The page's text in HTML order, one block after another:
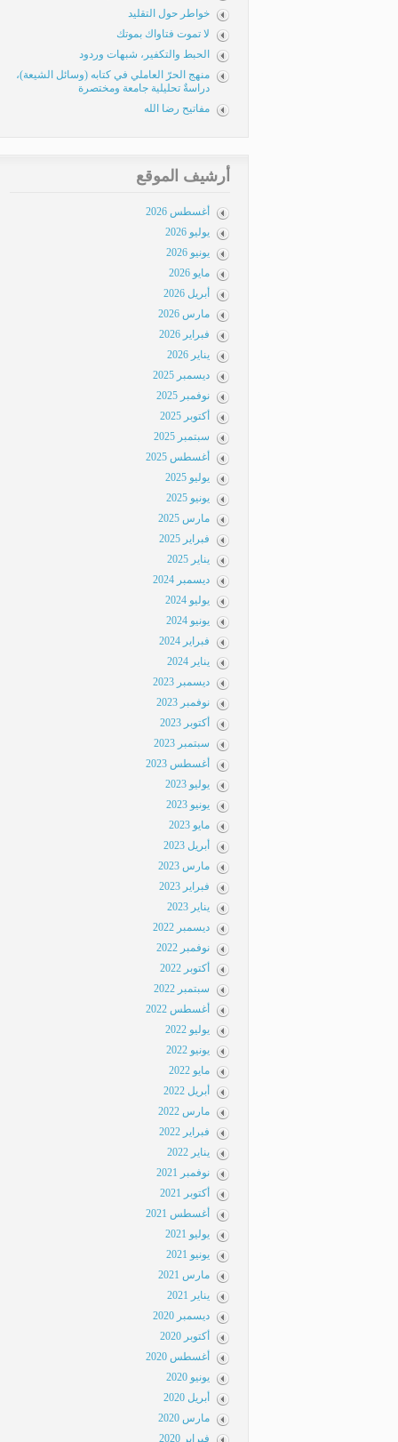
خواطر حول التقليد
لا تموت فتاواك بموتك
الحبط والتكفير، شبهات وردود
منهج الحرّ العاملي في كتابه (وسائل الشيعة)،
دراسةٌ تحليلية جامعة ومختصرة
مفاتيح رضا الله
أرشيف الموقع
أغسطس 2026
يوليو 2026
يونيو 2026
مايو 2026
أبريل 2026
مارس 2026
فبراير 2026
يناير 2026
ديسمبر 2025
نوفمبر 2025
أكتوبر 2025
سبتمبر 2025
أغسطس 2025
يوليو 2025
يونيو 2025
مارس 2025
فبراير 2025
يناير 2025
ديسمبر 2024
يوليو 2024
يونيو 2024
فبراير 2024
يناير 2024
ديسمبر 2023
نوفمبر 2023
أكتوبر 2023
سبتمبر 2023
أغسطس 2023
يوليو 2023
يونيو 2023
مايو 2023
أبريل 2023
مارس 2023
فبراير 2023
يناير 2023
ديسمبر 2022
نوفمبر 2022
أكتوبر 2022
سبتمبر 2022
أغسطس 2022
يوليو 2022
يونيو 2022
مايو 2022
أبريل 2022
مارس 2022
فبراير 2022
يناير 2022
نوفمبر 2021
أكتوبر 2021
أغسطس 2021
يوليو 2021
يونيو 2021
مارس 2021
يناير 2021
ديسمبر 2020
أكتوبر 2020
أغسطس 2020
يونيو 2020
أبريل 2020
مارس 2020
فبراير 2020